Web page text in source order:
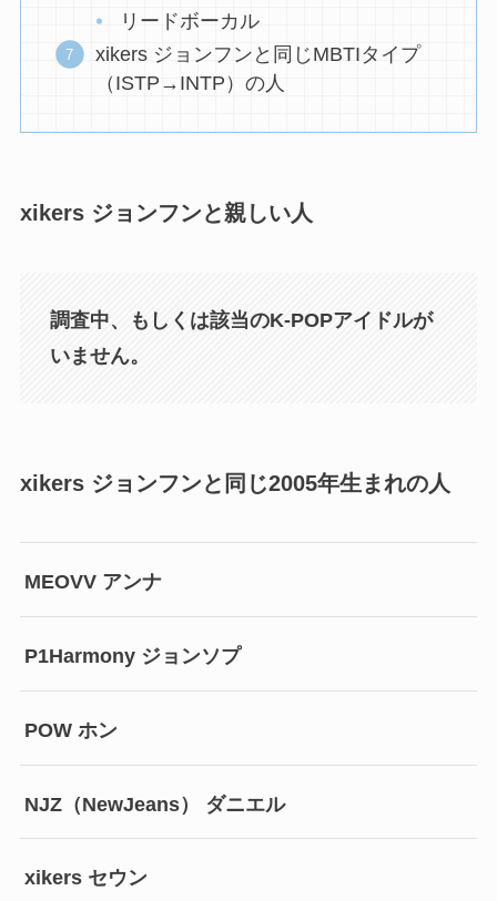
リードボーカル
xikers ジョンフンと同じMBTIタイプ
（ISTP→INTP）の人
xikers ジョンフンと親しい人
調査中、もしくは該当のK-POPアイドルが
いません。
xikers ジョンフンと同じ2005年生まれの人
MEOVV アンナ
P1Harmony ジョンソプ
POW ホン
NJZ（NewJeans） ダニエル
xikers セウン